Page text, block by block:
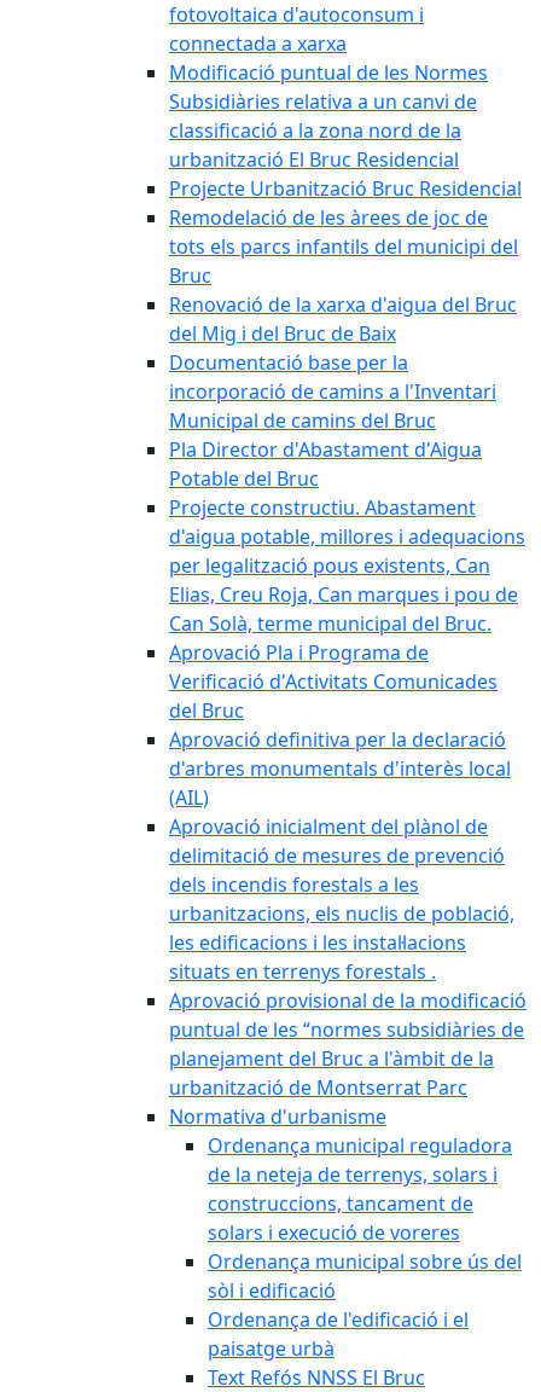
fotovoltaica d'autoconsum i
connectada a xarxa
Modificació puntual de les Normes
Subsidiàries relativa a un canvi de
classificació a la zona nord de la
urbanització El Bruc Residencial
Projecte Urbanització Bruc Residencial
Remodelació de les àrees de joc de
tots els parcs infantils del municipi del
Bruc
Renovació de la xarxa d'aigua del Bruc
del Mig i del Bruc de Baix
Documentació base per la
incorporació de camins a l'Inventari
Municipal de camins del Bruc
Pla Director d'Abastament d'Aigua
Potable del Bruc
Projecte constructiu. Abastament
d'aigua potable, millores i adequacions
per legalització pous existents, Can
Elias, Creu Roja, Can marques i pou de
Can Solà, terme municipal del Bruc.
Aprovació Pla i Programa de
Verificació d'Activitats Comunicades
del Bruc
Aprovació definitiva per la declaració
d'arbres monumentals d'interès local
(AIL)
Aprovació inicialment del plànol de
delimitació de mesures de prevenció
dels incendis forestals a les
urbanitzacions, els nuclis de població,
les edificacions i les instal·lacions
situats en terrenys forestals .
Aprovació provisional de la modificació
puntual de les “normes subsidiàries de
planejament del Bruc a l'àmbit de la
urbanització de Montserrat Parc
Normativa d'urbanisme
Ordenança municipal reguladora
de la neteja de terrenys, solars i
construccions, tancament de
solars i execució de voreres
Ordenança municipal sobre ús del
sòl i edificació
Ordenança de l'edificació i el
paisatge urbà
Text Refós NNSS El Bruc